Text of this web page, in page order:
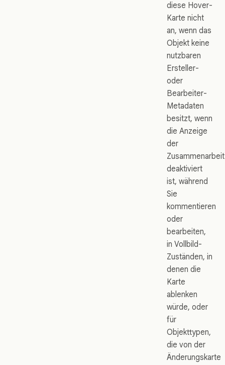
diese Hover-
Karte nicht
an, wenn das
Objekt keine
nutzbaren
Ersteller-
oder
Bearbeiter-
Metadaten
besitzt, wenn
die Anzeige
der
Zusammenarbeit
deaktiviert
ist, während
Sie
kommentieren
oder
bearbeiten,
in Vollbild-
Zuständen, in
denen die
Karte
ablenken
würde, oder
für
Objekttypen,
die von der
Änderungskarte